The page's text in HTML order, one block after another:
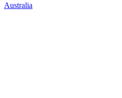
Australia